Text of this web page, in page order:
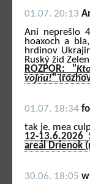
01.07. 20:13
Ani neprešlo
hoaxoch a
hrdinov
Ruský žid
ROZPOR: "
vojnu!"
01.07. 18:34
tak je. mea
12-13.6.2026
areál Drienok
30.06. 18:05